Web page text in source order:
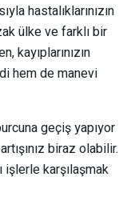
hastalıklarınızın
ülke ve farklı bir
kayıplarınızın
hem de manevi
geçiş yapıyor
biraz olabilir.
işlerle karşılaşmak